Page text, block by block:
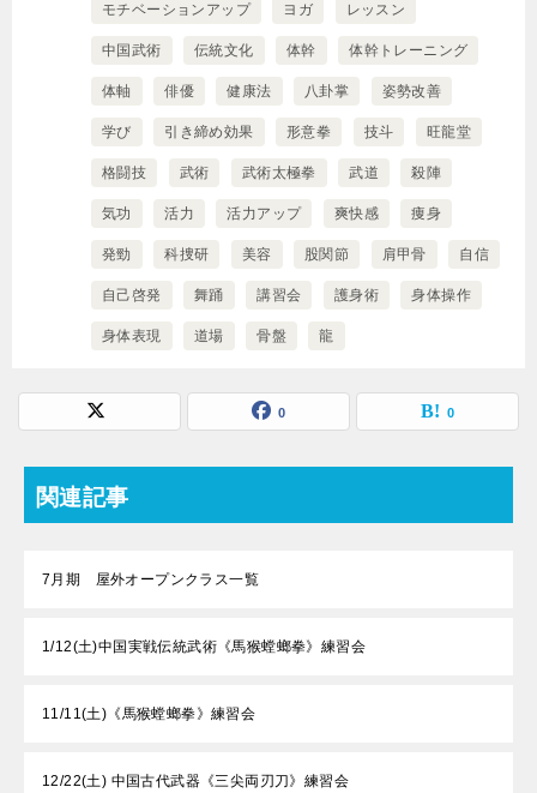
モチベーションアップ ヨガ レッスン
中国武術 伝統文化 体幹 体幹トレーニング
体軸 俳優 健康法 八卦掌 姿勢改善
学び 引き締め効果 形意拳 技斗 旺龍堂
格闘技 武術 武術太極拳 武道 殺陣
気功 活力 活力アップ 爽快感 痩身
発勁 科捜研 美容 股関節 肩甲骨 自信
自己啓発 舞踊 講習会 護身術 身体操作
身体表現 道場 骨盤 龍
0 0
関連記事
7月期 屋外オープンクラス一覧
1/12(土)中国実戦伝統武術《馬猴螳螂拳》練習会
11/11(土)《馬猴螳螂拳》練習会
12/22(土) 中国古代武器《三尖両刃刀》練習会